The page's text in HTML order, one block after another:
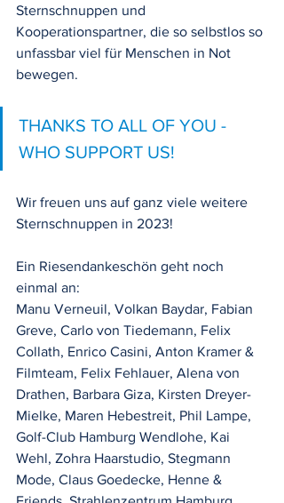
Sternschnuppen und
Kooperationspartner, die so selbstlos so
unfassbar viel für Menschen in Not
bewegen.
THANKS TO ALL OF YOU -
WHO SUPPORT US!
Wir freuen uns auf ganz viele weitere
Sternschnuppen in 2023!
Ein Riesendankeschön geht noch
einmal an:
Manu Verneuil, Volkan Baydar, Fabian
Greve, Carlo von Tiedemann, Felix
Collath, Enrico Casini, Anton Kramer &
Filmteam, Felix Fehlauer, Alena von
Drathen, Barbara Giza, Kirsten Dreyer-
Mielke, Maren Hebestreit, Phil Lampe,
Golf-Club Hamburg Wendlohe, Kai
Wehl, Zohra Haarstudio, Stegmann
Mode, Claus Goedecke, Henne &